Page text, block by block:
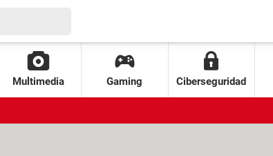
Multimedia Gaming Ciberseguridad